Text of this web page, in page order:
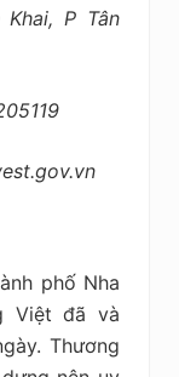
P Tân
phố Nha
Việt đã và
Thương